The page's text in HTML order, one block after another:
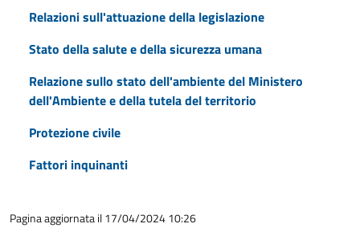
Relazioni sull'attuazione della legislazione
Stato della salute e della sicurezza umana
Relazione sullo stato dell'ambiente del Ministero
dell'Ambiente e della tutela del territorio
Protezione civile
Fattori inquinanti
Pagina aggiornata il 17/04/2024 10:26